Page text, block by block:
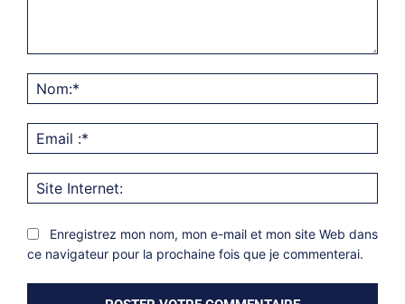
:*
Enregistrez mon nom, mon e-mail et mon site Web dans
ce navigateur pour la prochaine fois que je commenterai.